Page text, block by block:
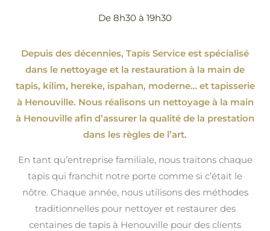
De 8h30 à 19h30
Depuis des décennies, Tapis Service est spécialisé
dans le nettoyage et la restauration à la main de
tapis, kilim, hereke, ispahan, moderne…et tapisserie
à Henouville. Nous réalisons un nettoyage à la main
à Henouville afin d’assurer la qualité de la prestation
dans les règles de l’art.
En tant qu’entreprise familiale, nous traitons chaque
tapis qui franchit notre porte comme si c’était le
nôtre. Chaque année, nous utilisons des méthodes
traditionnelles pour nettoyer et restaurer des
centaines de tapis à Henouville pour des clients